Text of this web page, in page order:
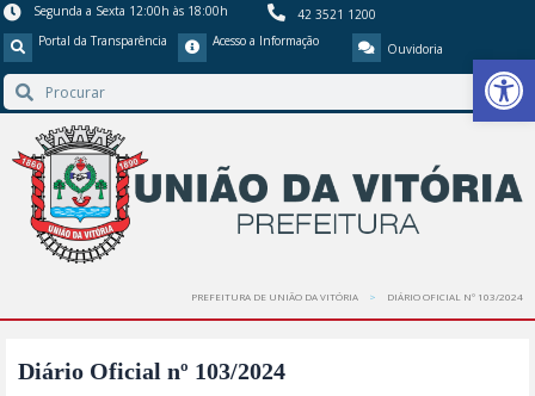
Barra de
Segunda a Sexta 12:00h às 18:00h
42 3521 1200
Portal da Transparência
Acesso a Informação Ouvidoria
PREFEITURA DE UNIÃO DA VITÓRIA DIÁRIO OFICIAL Nº 103/2024
Diário Oficial nº 103/2024